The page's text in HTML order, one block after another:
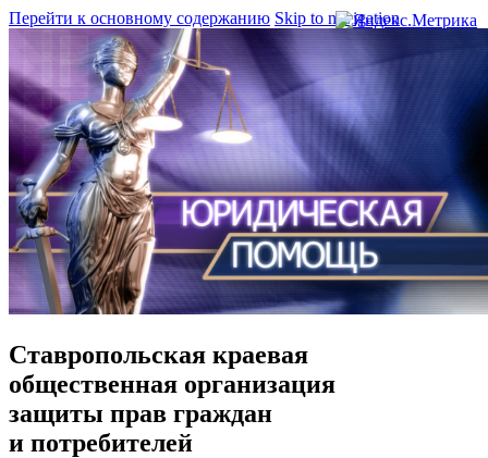
Перейти к основному содержанию Skip to navigation
Ставропольская краевая
общественная организация
защиты прав граждан
и потребителей